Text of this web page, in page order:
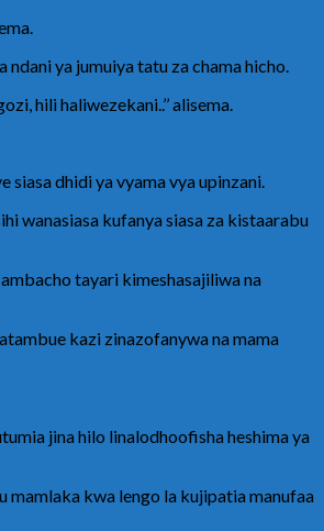
ya jumuiya tatu za chama hicho.
hili haliwezekani..’’ alisema.
siasa dhidi ya vyama vya upinzani.
wanasiasa kufanya siasa za kistaarabu
tayari kimeshasajiliwa na
kazi zinazofanywa na mama
jina hilo linalodhoofisha heshima ya
mamlaka kwa lengo la kujipatia manufaa